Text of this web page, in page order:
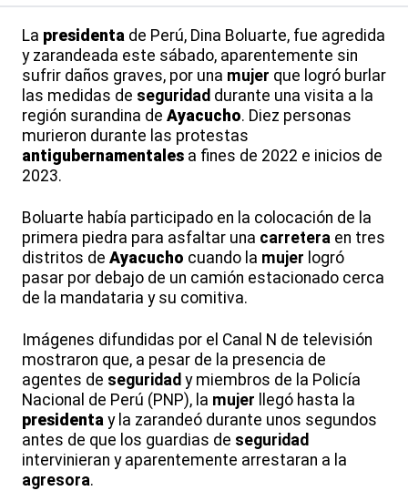
La presidenta de Perú, Dina Boluarte, fue agredida
y zarandeada este sábado, aparentemente sin
sufrir daños graves, por una mujer que logró burlar
las medidas de seguridad durante una visita a la
región surandina de Ayacucho. Diez personas
murieron durante las protestas
antigubernamentales a fines de 2022 e inicios de
2023.
Boluarte había participado en la colocación de la
primera piedra para asfaltar una carretera en tres
distritos de Ayacucho cuando la mujer logró
pasar por debajo de un camión estacionado cerca
de la mandataria y su comitiva.
Imágenes difundidas por el Canal N de televisión
mostraron que, a pesar de la presencia de
agentes de seguridad y miembros de la Policía
Nacional de Perú (PNP), la mujer llegó hasta la
presidenta y la zarandeó durante unos segundos
antes de que los guardias de seguridad
intervinieran y aparentemente arrestaran a la
agresora.